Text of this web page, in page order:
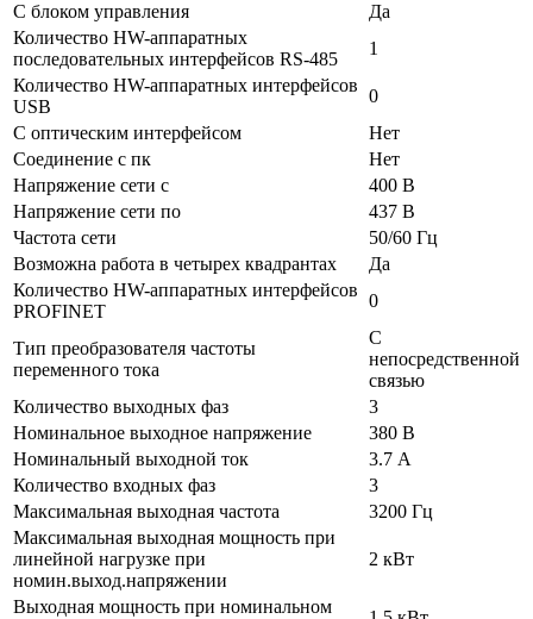
С блоком управления
Да
Количество HW-аппаратных
последовательных интерфейсов RS-485
1
Количество HW-аппаратных интерфейсов
USB
0
С оптическим интерфейсом
Нет
Соединение с пк
Нет
Напряжение сети с
400 В
Напряжение сети по
437 В
Частота сети
50/60 Гц
Возможна работа в четырех квадрантах
Да
Количество HW-аппаратных интерфейсов
PROFINET
0
Тип преобразователя частоты
переменного тока
С
непосредственной
связью
Количество выходных фаз
3
Номинальное выходное напряжение
380 В
Номинальный выходной ток
3.7 А
Количество входных фаз
3
Максимальная выходная частота
3200 Гц
Максимальная выходная мощность при
линейной нагрузке при
номин.выход.напряжении
2 кВт
Выходная мощность при номинальном